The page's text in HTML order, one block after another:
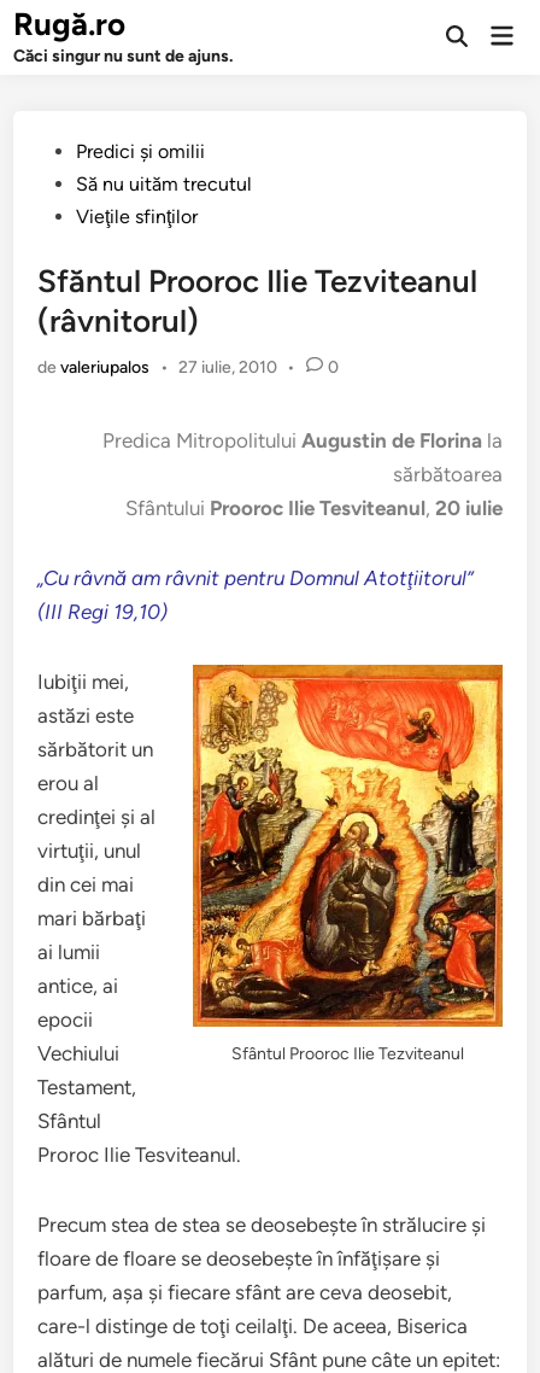
Sari
conținut
Rugă.ro
Căci singur nu sunt de ajuns.
Deschide
PublicatPredici şi omilii
Să nu uităm trecutul
Vieţile sfinţilor
Sfăntul Prooroc Ilie Tezviteanul
(râvnitorul)
devaleriupalos • 27 iulie, 2010 • 0
Predica Mitropolitului Augustin de Florinala
sărbătoarea
Sfântului Prooroc Ilie Tesviteanul, 20 iulie
„Cu râvnă am râvnit pentru Domnul Atotţiitorul”
(III Regi 19,10)
Sfântul Prooroc Ilie Tezviteanul
Iubiţii mei,
astăzi este
sărbătorit un
erou al
credinţei şi al
virtuţii, unul
din cei mai
mari bărbaţi
ai lumii
antice, ai
epocii
Vechiului
Testament,
Sfântul
Proroc Ilie Tesviteanul.
Precum stea de stea se deosebeşte în strălucire şi
floare de floare se deosebeşte în înfăţişare şi
parfum, aşa şi fiecare sfânt are ceva deosebit,
care-l distinge de toţi ceilalţi. De aceea, Biserica
alături de numele fiecărui Sfânt pune câte un epitet: